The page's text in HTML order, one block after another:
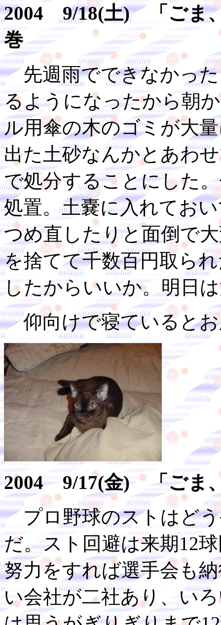
2004 9/18(土) 「ごま
巻
先週雨でできなかった
るようになったから朝
ル用傘の木のゴミが大
出た土砂なんかとあわ
で処分することにした
処置。土嚢に入れてお
つめ直したりと面倒で
を捨てて千数百円取ら
したからいいか。明日
仰向けで寝ているとお
2004 9/17(金) 「ごま
プロ野球のストはどう
だ。スト回避は来期12
努力をすれば選手会も
い会社が二社あり、い